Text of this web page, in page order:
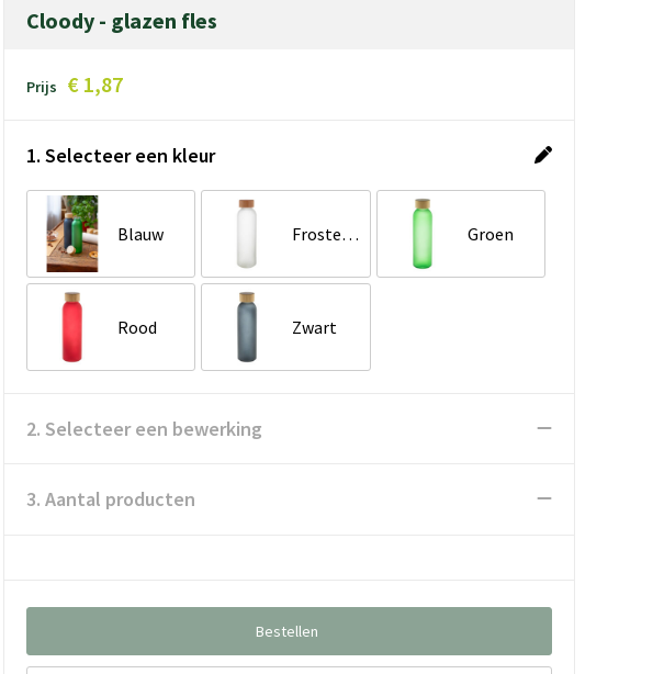
Cloody - glazen fles
Prijs € 1,87
1. Selecteer een kleur
Blauw Froster wit Groen
Rood Zwart
2. Selecteer een bewerking
3. Aantal producten
Bestellen